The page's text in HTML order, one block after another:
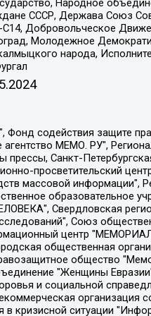
Народное
СССР, Держава Союз
Добровольческое
Молодежное
народа,
Алексей Викторович, Пискунов Сергей Евгеньевич, Смирнов Сергей Сергеевич, Тихонов Михаил Сергеевич, Общество с ограниченной ответственностью "ЖУРНАЛИСТ-ИНОСТРАННЫЙ АГЕНТ", Арапова Галина Юрьевна, Вольтская Татьяна Анатольевна, Американская компания "Mason G.E.S. Anonymous Foundation" (США), являющаяся владельцем интернет-издания https://mnews.world/, Компания "Stichting Bellingcat", зарегистрированная в Нидерландах (дата регистрации 11.07.2018), Захаров Андрей Вячеславович, Клепиковская Екатерина Дмитриевна, Общество с ограниченной ответственностью "МЕМО", Перл Роман Александрович, Симонов Евгений Алексеевич, Соловьева Елена Анатольевна, Сотников Даниил Владимирович, Сурначева Елизавета Дмитриевна, Автономная некоммерческая организация по защите прав человека и информированию населения "Якутия – Наше Мнение", Общество с ограниченной ответственностью "Москоу диджитал медиа", с 26.01.2023 Общество с ограниченной ответственностью "Чайка Белые сады", Ветошкина Валерия Валерьевна, Заговора Максим Александрович, Межрегиональное общественное движение "Российская ЛГБТ - сеть", Оленичев Максим Владимирович, Павлов Иван Юрьевич, Скворцова Елена Сергеевна, Общество с ограниченной ответственностью "Как бы инагент", Кочетков Игорь Викторович, Общество с ограниченной ответственностью "Честные выборы", Еланчик Олег Александрович, Общество с ограниченной ответственностью "Нобелевский призыв", Гималова Регина Эмилевна, Григорьев Андрей Валерьевич, Григорьева Алина Александровна, Ассоциация по содействию защите прав призывников, альтернативнослужащих и военнослужащих "Правозащитная группа